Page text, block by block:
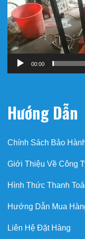
00:00
Hướng Dẫn
Chính Sách Bảo
Giới Thiệu Về Công
Hình Thức Thanh
Hướng Dẫn Mua
Liên Hệ Đặt Hàng